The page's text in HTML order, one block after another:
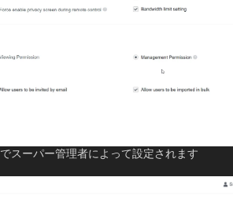
でスーパー管理者によって設定されます